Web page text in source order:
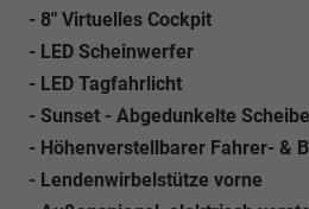
- 8" Virtuelles Cockpit
- LED Scheinwerfer
- LED Tagfahrlicht
- Sunset - Abgedunkelte
- Höhenverstellbarer Fahrer- &
- Lendenwirbelstütze vorne